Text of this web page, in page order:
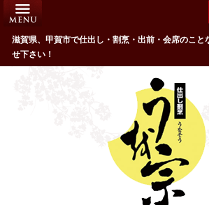
滋賀県、甲賀市で仕出し・割烹・出前・会席のこと
せ下さい！
HOME
うを宗のこだわり
配達エリア・注文方法